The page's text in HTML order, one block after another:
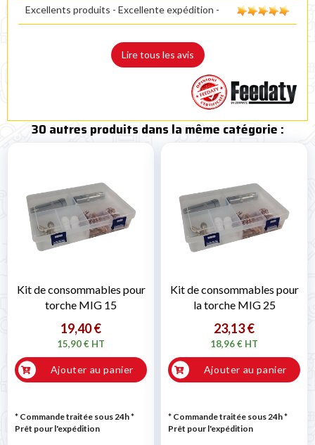
Excellents produits - Excellente expédition -
Lire tous les avis
30 autres produits dans la même catégorie :
Kit de consommables pour
torche MIG 15
19,40 €
15,90 € HT
Ajouter au panier
* Commande traitée sous 24h*
Prêt pour l'expédition
Kit de consommables pour
la torche MIG 25
23,13 €
18,96 € HT
Ajouter au panier
* Commande traitée sous 24h*
Prêt pour l'expédition